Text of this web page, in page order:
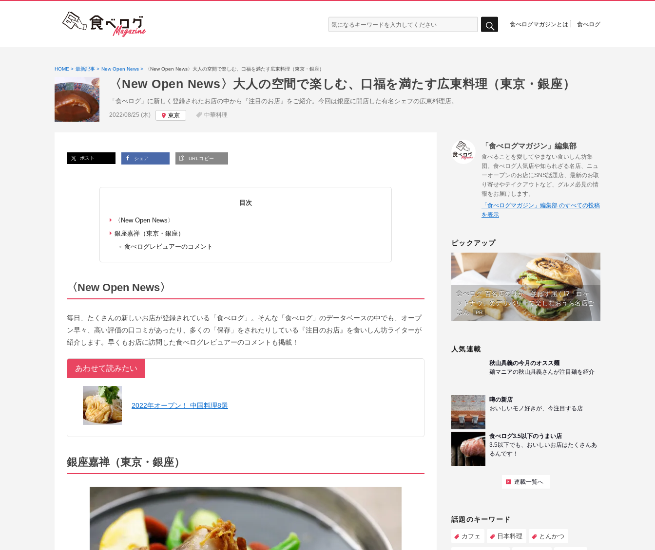
検
索:
食べログマガジンとは 食べログ
HOME 最新記事 New Open News 〈New Open News〉大人の空間で楽しむ、口福を満たす広東料理（東京・銀座）
〈New Open News〉大人の空間で楽しむ、口福を満たす広東料理（東京・銀座）
「食べログ」に新しく登録されたお店の中から『注目のお店』をご紹介。今回は銀座に開店した有名シェフの広東料理店。
投稿日:
2022/08/25 (木) 東京 中華料理
ポスト シェア URLコピー
目次
〈New Open News〉
銀座嘉禅（東京・銀座）
食べログレビュアーのコメント
〈New Open News〉
毎日、たくさんの新しいお店が登録されている「食べログ」。そんな「食べログ」のデータベースの中でも、オープ
ン早々、高い評価の口コミがあったり、多くの「保存」をされたりしている『注目のお店』を食いしん坊ライターが
紹介します。早くもお店に訪問した食べログレビュアーのコメントも掲載！
あわせて読みたい
2022年オープン！ 中国料理8選
銀座嘉禅（東京・銀座）
「食べログマガジン」編集部
食べることを愛してやまない食いしん坊集
団。食べログ人気店や知られざる名店、ニュ
ーオープンのお店にSNS話題店、最新のお取
り寄せやテイクアウトなど、グルメ必見の情
報をお届けします。
「食べログマガジン」編集部 のすべての投稿
を表示
ピックアップ
食べログ 百名店の味が、並ばず届く!?「ロケ
ットナウ」のデリバリーで楽しむおうち名店ご
はん
PR
人気連載
秋山具義の今月のオスス麺
麺マニアの秋山具義さんが注目麺を紹介
噂の新店
おいしいモノ好きが、今注目する店
食べログ3.5以下のうまい店
3.5以下でも、おいしいお店はたくさんあ
るんです！
連載一覧へ
話題のキーワード
カフェ 日本料理 とんかつ